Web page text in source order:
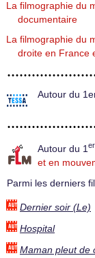
La filmographie du
documentaire
La filmographie du
droite en France
Autour du
Autour du 1 er
et en
Parmi les derniers
Dernier soir (Le)
Hospital
Maman pleut de